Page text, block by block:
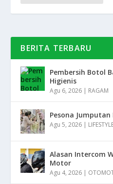
BERITA TERBARU
Pembersih Botol
Higienis
Agu 6, 2026 RAGAM
Pesona
Agu 5, 2026
Alasan Intercom
Motor
Agu 4, 2026